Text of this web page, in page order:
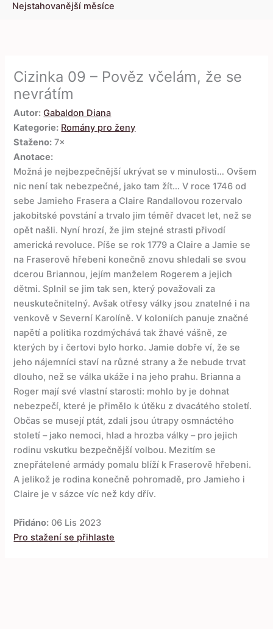
Nejstahovanější měsíce
Cizinka 09 – Pověz včelám, že se
nevrátím
Autor: Gabaldon Diana
Kategorie: Romány pro ženy
Staženo: 7×
Anotace:
Možná je nejbezpečnější ukrývat se v minulosti… Ovšem
nic není tak nebezpečné, jako tam žít… V roce 1746 od
sebe Jamieho Frasera a Claire Randallovou rozervalo
jakobitské povstání a trvalo jim téměř dvacet let, než se
opět našli. Nyní hrozí, že jim stejné strasti přivodí
americká revoluce. Píše se rok 1779 a Claire a Jamie se
na Fraserově hřebeni konečně znovu shledali se svou
dcerou Briannou, jejím manželem Rogerem a jejich
dětmi. Splnil se jim tak sen, který považovali za
neuskutečnitelný. Avšak otřesy války jsou znatelné i na
venkově v Severní Karolíně. V koloniích panuje značné
napětí a politika rozdmýchává tak žhavé vášně, ze
kterých by i čertovi bylo horko. Jamie dobře ví, že se
jeho nájemníci staví na různé strany a že nebude trvat
dlouho, než se válka ukáže i na jeho prahu. Brianna a
Roger mají své vlastní starosti: mohlo by je dohnat
nebezpečí, které je přimělo k útěku z dvacátého století.
Občas se musejí ptát, zdali jsou útrapy osmnáctého
století – jako nemoci, hlad a hrozba války – pro jejich
rodinu vskutku bezpečnější volbou. Mezitím se
znepřátelené armády pomalu blíží k Fraserově hřebeni.
A jelikož je rodina konečně pohromadě, pro Jamieho i
Claire je v sázce víc než kdy dřív.
Přidáno: 06 Lis 2023
Pro stažení se přihlaste